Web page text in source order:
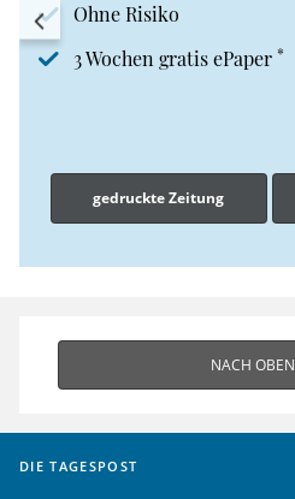
Ohne Risiko
3 Wochen gratis ePaper *
gedruckte Zeitung
NACH OBEN
DIE TAGESPOST